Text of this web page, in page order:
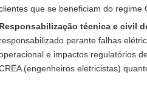
que se beneficiam do regime
Responsabilização técnica e civil
responsabilizado perante falhas
e impactos regulatórios
(engenheiros eletricistas)